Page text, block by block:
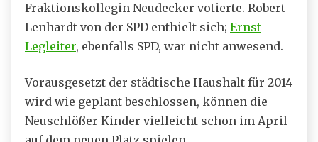
Fraktionskollegin Neudecker votierte. Robert
Lenhardt von der SPD enthielt sich; Ernst
Legleiter, ebenfalls SPD, war nicht anwesend.
Vorausgesetzt der städtische Haushalt für 2014
wird wie geplant beschlossen, können die
Neuschlößer Kinder vielleicht schon im April